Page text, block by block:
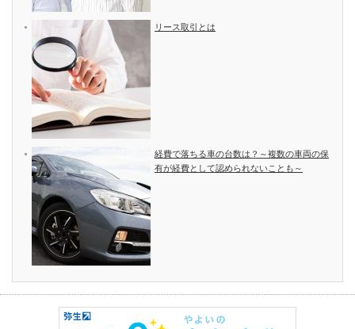
リース取引とは
経費で落ちる車の台数は？～複数の車両の保
有が経費として認められないことも～